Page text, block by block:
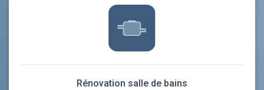
Rénovation salle de bains